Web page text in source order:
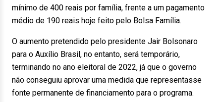
mínimo de 400 reais por família, frente a um pagamento
médio de 190 reais hoje feito pelo Bolsa Família.
O aumento pretendido pelo presidente Jair Bolsonaro
para o Auxílio Brasil, no entanto, será temporário,
terminando no ano eleitoral de 2022, já que o governo
não conseguiu aprovar uma medida que representasse
fonte permanente de financiamento para o programa.